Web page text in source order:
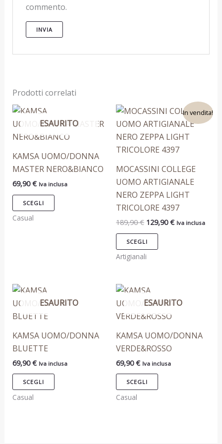
commento.
Prodotti correlati
ESAURITO
KAMSA UOMO/DONNA
MASTER NERO&BIANCO
69,90€ Iva inclusa
SCEGLI
prodotto
ha
varianti.
Le
opzioni
essere
Casual
In vendita!
MOCASSINI COLLEGE
UOMO ARTIGIANALE
NERO ZEPPA LIGHT
TRICOLORE 4397
189,90€
Il
originale
era:
129,90€
Il
prezzo
attuale
è:
Iva inclusa
SCEGLI
Questo
prodotto
ha
più
Le
opzioni
possono
essere
scelte
pagina
Artigianali
ESAURITO
KAMSA UOMO/DONNA
BLUETTE
69,90€ Iva inclusa
SCEGLI
prodotto
varianti.
opzioni
essere
Casual
ESAURITO
KAMSA UOMO/DONNA
VERDE&ROSSO
69,90€ Iva inclusa
SCEGLI
prodotto
ha
varianti.
Le
opzioni
essere
Casual